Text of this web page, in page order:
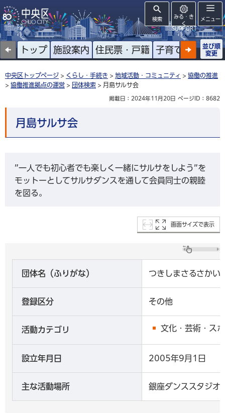
検索
みる・き
く
SUPPORT
メニュー
トップ 施設案内 住民票・戸籍 子育て 高齢者
並び順
変更
中央区トップページ > くらし・手続き > 地域活動・コミュニティ > 協働の推進
> 協働推進拠点の運営 > 団体検索 > 月島サルサ会
掲載日：2024年11月20日 ページID：8682
月島サルサ会
”一人でも初心者でも楽しく一緒にサルサをしよう”を
モットーとしてサルサダンスを通して会員同士の親睦
を図る。
画面サイズで表示
団体名（ふりがな） つきしまさるさかい
登録区分 その他
活動カテゴリ 文化・芸術・ス
設立年月日 2005年9月1日
主な活動場所 銀座ダンススタジ